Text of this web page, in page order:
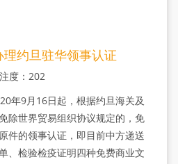
约旦驻华领事认证
度：202
年9月16日起，根据约旦海关及
除世界贸易组织协议规定的，免
件的领事认证，即目前中方递送
、检验检疫证明四种免费商业文